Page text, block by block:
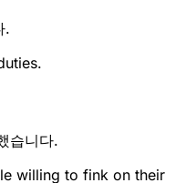
.
습니다.
willing to fink on their